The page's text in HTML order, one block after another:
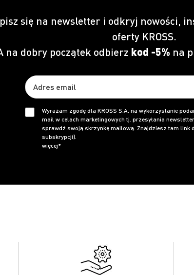
się na newsletter i odkryj nowości,
oferty KROSS.
na dobry początek odbierz kod -5% na
Wyrażam zgodę dla KROSS S.A. na wykorzystanie
mail w celach marketingowych tj. przesyłania
sprawdź swoją skrzynkę mailową. Znajdziesz tam link
subskrypcji).
więcej*